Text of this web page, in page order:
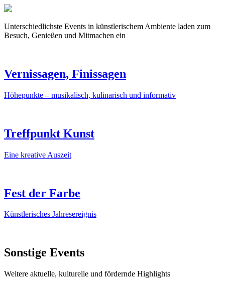
Unterschiedlichste Events in künstlerischem Ambiente laden zum
Besuch, Genießen und Mitmachen ein
Vernissagen, Finissagen
Höhepunkte – musikalisch, kulinarisch und informativ
Treffpunkt Kunst
Eine kreative Auszeit
Fest der Farbe
Künstlerisches Jahresereignis
Sonstige Events
Weitere aktuelle, kulturelle und fördernde Highlights